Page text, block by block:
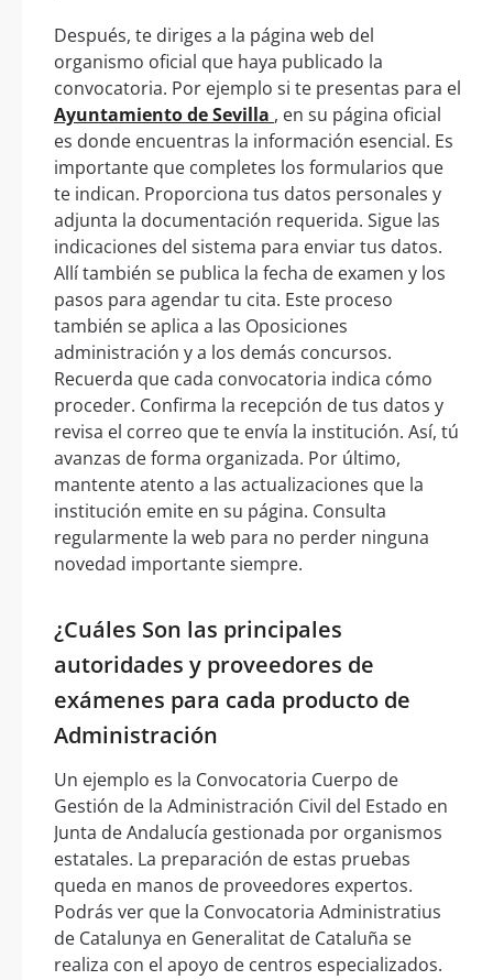
Después, te diriges a la página web del
organismo oficial que haya publicado la
convocatoria. Por ejemplo si te presentas para el
Ayuntamiento de Sevilla , en su página oficial
es donde encuentras la información esencial. Es
importante que completes los formularios que
te indican. Proporciona tus datos personales y
adjunta la documentación requerida. Sigue las
indicaciones del sistema para enviar tus datos.
Allí también se publica la fecha de examen y los
pasos para agendar tu cita. Este proceso
también se aplica a las Oposiciones
administración y a los demás concursos.
Recuerda que cada convocatoria indica cómo
proceder. Confirma la recepción de tus datos y
revisa el correo que te envía la institución. Así, tú
avanzas de forma organizada. Por último,
mantente atento a las actualizaciones que la
institución emite en su página. Consulta
regularmente la web para no perder ninguna
novedad importante siempre.
¿Cuáles Son las principales
autoridades y proveedores de
exámenes para cada producto de
Administración
Un ejemplo es la Convocatoria Cuerpo de
Gestión de la Administración Civil del Estado en
Junta de Andalucía gestionada por organismos
estatales. La preparación de estas pruebas
queda en manos de proveedores expertos.
Podrás ver que la Convocatoria Administratius
de Catalunya en Generalitat de Cataluña se
realiza con el apoyo de centros especializados.